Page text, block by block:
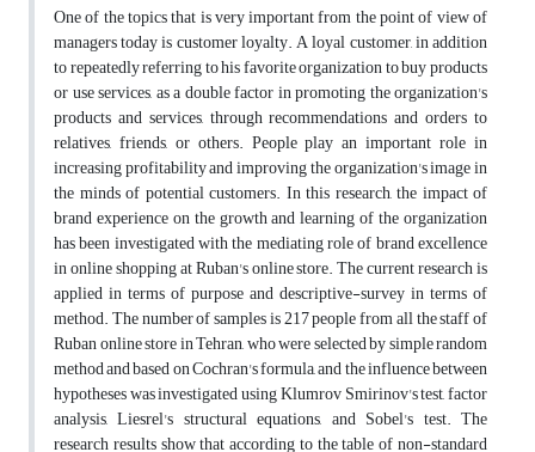
One of the topics that is very important from the point of view of
managers today is customer loyalty. A loyal customer, in addition
to repeatedly referring to his favorite organization to buy products
or use services, as a double factor in promoting the organization's
products and services, through recommendations and orders to
relatives, friends, or others. People play an important role in
increasing profitability and improving the organization's image in
the minds of potential customers. In this research, the impact of
brand experience on the growth and learning of the organization
has been investigated with the mediating role of brand excellence
in online shopping at Ruban's online store. The current research is
applied in terms of purpose and descriptive-survey in terms of
method. The number of samples is 217 people from all the staff of
Ruban online store in Tehran, who were selected by simple random
method and based on Cochran's formula, and the influence between
hypotheses was investigated using Klumrov Smirinov's test, factor
analysis, Liesrel's structural equations, and Sobel's test. The
research results show that according to the table of non-standard